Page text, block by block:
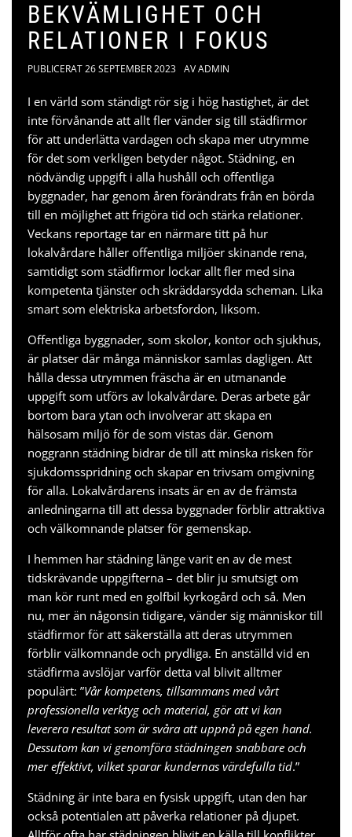
BEKVÄMLIGHET OCH
RELATIONER I FOKUS
PUBLICERAT26 SEPTEMBER 2023 AVADMIN
I en värld som ständigt rör sig i hög hastighet, är det
inte förvånande att allt fler vänder sig till städfirmor
för att underlätta vardagen och skapa mer utrymme
för det som verkligen betyder något. Städning, en
nödvändig uppgift i alla hushåll och offentliga
byggnader, har genom åren förändrats från en börda
till en möjlighet att frigöra tid och stärka relationer.
Veckans reportage tar en närmare titt på hur
lokalvårdare håller offentliga miljöer skinande rena,
samtidigt som städfirmor lockar allt fler med sina
kompetenta tjänster och skräddarsydda scheman. Lika
smart som elektriska arbetsfordon, liksom.
Offentliga byggnader, som skolor, kontor och sjukhus,
är platser där många människor samlas dagligen. Att
hålla dessa utrymmen fräscha är en utmanande
uppgift som utförs av lokalvårdare. Deras arbete går
bortom bara ytan och involverar att skapa en
hälsosam miljö för de som vistas där. Genom
noggrann städning bidrar de till att minska risken för
sjukdomsspridning och skapar en trivsam omgivning
för alla. Lokalvårdarens insats är en av de främsta
anledningarna till att dessa byggnader förblir attraktiva
och välkomnande platser för gemenskap.
I hemmen har städning länge varit en av de mest
tidskrävande uppgifterna – det blir ju smutsigt om
man kör runt med en golfbil kyrkogård och så. Men
nu, mer än någonsin tidigare, vänder sig människor till
städfirmor för att säkerställa att deras utrymmen
förblir välkomnande och prydliga. En anställd vid en
städfirma avslöjar varför detta val blivit alltmer
populärt: ”Vår kompetens, tillsammans med vårt
professionella verktyg och material, gör att vi kan
leverera resultat som är svåra att uppnå på egen hand.
Dessutom kan vi genomföra städningen snabbare och
mer effektivt, vilket sparar kundernas värdefulla tid.”
Städning är inte bara en fysisk uppgift, utan den har
också potentialen att påverka relationer på djupet.